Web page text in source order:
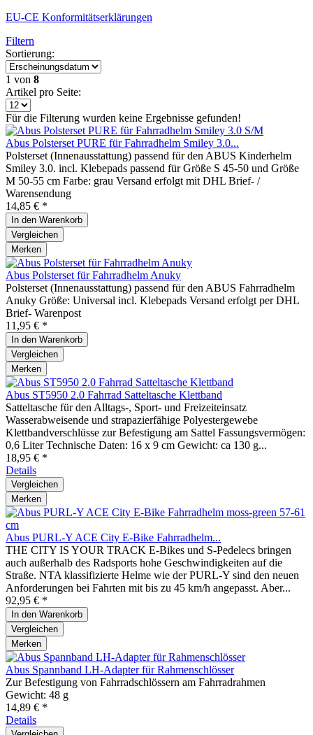
EU-CE Konformitätserklärungen
Filtern
Sortierung:
1 von 8
Artikel pro Seite:
Für die Filterung wurden keine Ergebnisse gefunden!
Abus Polsterset PURE für Fahrradhelm Smiley 3.0...
Polsterset (Innenausstattung) passend für den ABUS Kinderhelm
Smiley 3.0. incl. Klebepads passend für Größe S 45-50 und Größe
M 50-55 cm Farbe: grau Versand erfolgt mit DHL Brief- /
Warensendung
14,85 € *
In den Warenkorb
Vergleichen
Merken
Abus Polsterset für Fahrradhelm Anuky
Polsterset (Innenausstattung) passend für den ABUS Fahrradhelm
Anuky Größe: Universal incl. Klebepads Versand erfolgt per DHL
Brief- Warenpost
11,95 € *
In den Warenkorb
Vergleichen
Merken
Abus ST5950 2.0 Fahrrad Satteltasche Klettband
Satteltasche für den Alltags-, Sport- und Freizeiteinsatz
Wasserabweisende und strapazierfähige Polyestergewebe
Klettbandverschlüsse zur Befestigung am Sattel Fassungsvermögen:
0,6 Liter Technische Daten: 16 x 9 cm Gewicht: ca 130 g...
18,95 € *
Details
Vergleichen
Merken
Abus PURL-Y ACE City E-Bike Fahrradhelm...
THE CITY IS YOUR TRACK E-Bikes und S-Pedelecs bringen
auch außerhalb des Radsports hohe Geschwindigkeiten auf die
Straße. NTA klassifizierte Helme wie der PURL-Y sind den neuen
Anforderungen bei Fahrten mit bis zu 45 km/h angepasst. Aber...
92,95 € *
In den Warenkorb
Vergleichen
Merken
Abus Spannband LH-Adapter für Rahmenschlösser
Zur Befestigung von Fahrradschlössern am Fahrradrahmen
Gewicht: 48 g
14,89 € *
Details